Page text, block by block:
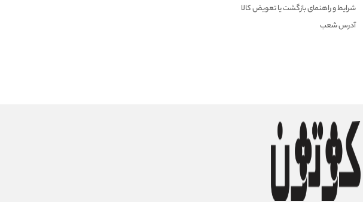
شرایط و راهنمای بازگشت یا تعویض کالا
آدرس شعب